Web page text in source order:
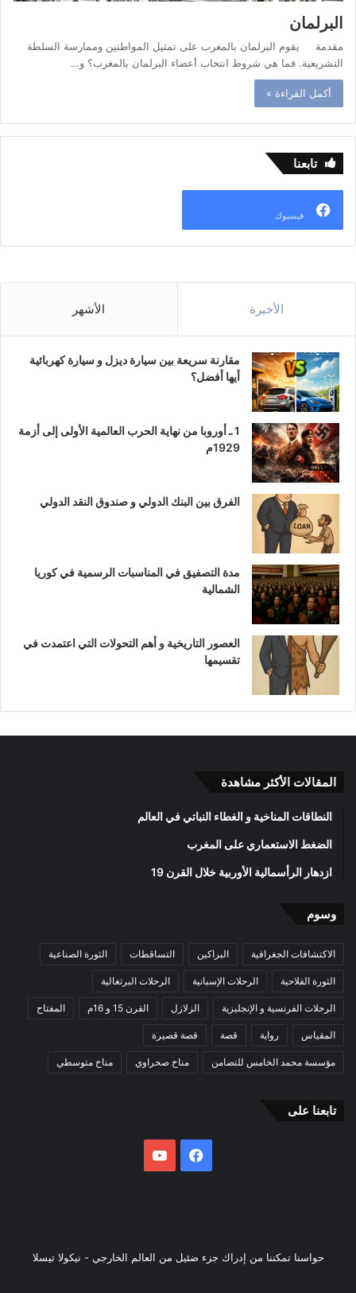
البرلمان
مقدمة يقوم البرلمان بالمغرب على تمثيل المواطنين وممارسة السلطة
التشريعية. فما هي شروط انتخاب أعضاء البرلمان بالمغرب؟ و…
أكمل القراءة »
تابعنا
فيسبوك
الأخيرة الأشهر
مقارنة سريعة بين سيارة ديزل و سيارة كهربائية
أيها أفضل؟
1 ـ أوروبا من نهاية الحرب العالمية الأولى إلى أزمة
1929م
الفرق بين البنك الدولي و صندوق النقد الدولي
مدة التصفيق في المناسبات الرسمية في كوريا
الشمالية
العصور التاريخية و أهم التحولات التي اعتمدت في
تقسيمها
المقالات الأكثر مشاهدة
النطاقات المناخية و الغطاء النباتي في العالم
الضغط الاستعماري على المغرب
ازدهار الرأسمالية الأوربية خلال القرن 19
وسوم
الاكتشافات الجغرافية البراكين التساقطات الثورة الصناعية
الثورة الفلاحية الرحلات الإسبانية الرحلات البرتغالية
الرحلات الفرنسية و الإنجليزية الزلازل القرن 15 و 16م المفتاح
المقياس رواية قصة قصة قصيرة
مؤسسة محمد الخامس للتضامن مناخ صحراوي مناخ متوسطي
تابعنا على
فيسبوك
حواسنا تمكننا من إدراك جزء ضئيل من العالم الخارجي - نيكولا تيسلا